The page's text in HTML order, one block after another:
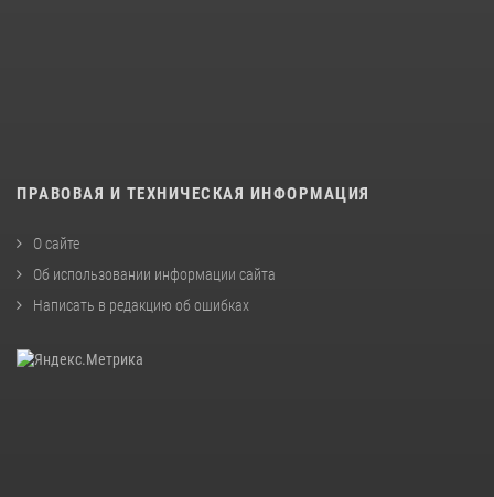
ПРАВОВАЯ И ТЕХНИЧЕСКАЯ ИНФОРМАЦИЯ
О сайте
Об использовании информации сайта
Написать в редакцию об ошибках